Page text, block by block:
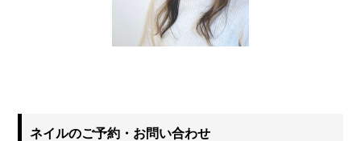
ネイルのご予約・お問い合わせ